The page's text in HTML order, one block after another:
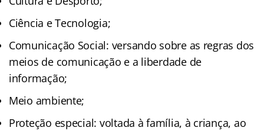
Ciência e Tecnologia;
Comunicação Social: versando sobre as regras dos
meios de comunicação e a liberdade de
informação;
Meio ambiente;
Proteção especial: voltada à família, à criança, ao